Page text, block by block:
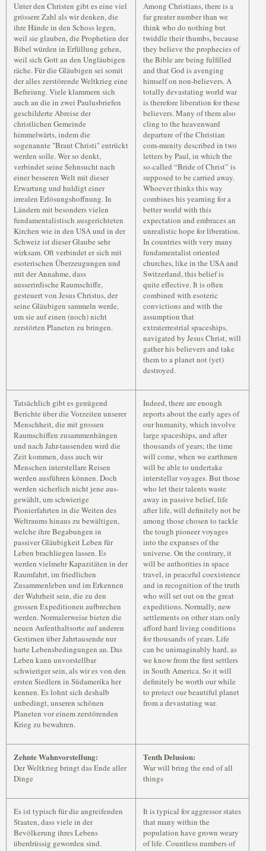
Unter den Christen gibt es eine viel
grössere Zahl als wir denken, die
ihre Hände in den Schoss legen,
weil sie glauben, die Prophetien der
Bibel würden in Erfüllung gehen,
weil sich Gott an den Ungläubigen
räche. Für die Gläubigen sei somit
der alles zerstörende Weltkrieg eine
Befreiung. Viele klammern sich
auch an die in zwei Paulusbriefen
geschilderte Abreise der
christlichen Gemeinde
himmelwärts, indem die
sogenannte "Braut Christi" entrückt
werden solle. Wer so denkt,
verbindet seine Sehnsucht nach
einer besseren Welt mit dieser
Erwartung und huldigt einer
irrealen Erlösungshoffnung. In
Ländern mit besonders vielen
fundamentalistisch ausgerichteten
Kirchen wie in den USA und in der
Schweiz ist dieser Glaube sehr
wirksam. Oft verbindet er sich mit
esoterischen Überzeugungen und
mit der Annahme, dass
ausserirdische Raumschiffe,
gesteuert von Jesus Christus, der
seine Gläubigen sammeln werde,
um sie auf einen (noch) nicht
zerstörten Planeten zu bringen.
Among Christians, there is a
far greater number than we
think who do nothing but
twiddle their thumbs, because
they believe the prophecies of
the Bible are being fulfilled
and that God is avenging
himself on non-believers. A
totally devastating world war
is therefore liberation for these
believers. Many of them also
cling to the heavenward
departure of the Christian
com-munity described in two
letters by Paul, in which the
so-called “Bride of Christ” is
supposed to be carried away.
Whoever thinks this way
combines his yearning for a
better world with this
expectation and embraces an
unrealistic hope for liberation.
In countries with very many
fundamentalist oriented
churches, like in the USA and
Switzerland, this belief is
quite effective. It is often
combined with esoteric
convictions and with the
assumption that
extraterrestrial spaceships,
navigated by Jesus Christ, will
gather his believers and take
them to a planet not (yet)
destroyed.
Tatsächlich gibt es genügend
Berichte über die Vorzeiten unserer
Menschheit, die mit grossen
Raumschiffen zusammenhängen
und nach Jahr-tausenden wird die
Zeit kommen, dass auch wir
Menschen interstellare Reisen
werden ausführen können. Doch
werden sicherlich nicht jene aus-
gewählt, um schwierige
Pionierfahrten in die Weiten des
Weltraums hinaus zu bewältigen,
welche ihre Begabungen in
passiver Gläubigkeit Leben für
Leben brachliegen lassen. Es
werden vielmehr Kapazitäten in der
Raumfahrt, im friedlichen
Zusammenleben und im Erkennen
der Wahrheit sein, die zu den
grossen Expeditionen aufbrechen
werden. Normalerweise bieten die
neuen Aufenthaltsorte auf anderen
Gestirnen über Jahrtausende nur
harte Lebensbedingungen an. Das
Leben kann unvorstellbar
schwieriger sein, als wir es von den
ersten Siedlern in Südamerika her
kennen. Es lohnt sich deshalb
unbedingt, unseren schönen
Planeten vor einem zerstörenden
Krieg zu bewahren.
Indeed, there are enough
reports about the early ages of
our humanity, which involve
large spaceships, and after
thousands of years; the time
will come, when we earthmen
will be able to undertake
interstellar voyages. But those
who let their talents waste
away in passive belief, life
after life, will definitely not be
among those chosen to tackle
the tough pioneer voyages
into the expanses of the
universe. On the contrary, it
will be authorities in space
travel, in peaceful coexistence
and in recognition of the truth
who will set out on the great
expeditions. Normally, new
settlements on other stars only
afford hard living conditions
for thousands of years. Life
can be unimaginably hard, as
we know from the first settlers
in South America. So it will
definitely be worth our while
to protect our beautiful planet
from a devastating war.
Zehnte Wahnvorstellung:
Der Weltkrieg bringt das Ende aller
Dinge
Tenth Delusion:
War will bring the end of all
things
Es ist typisch für die angreifenden
Staaten, dass viele in der
Bevölkerung ihres Lebens
überdrüssig geworden sind.
It is typical for aggressor states
that many within the
population have grown weary
of life. Countless numbers of